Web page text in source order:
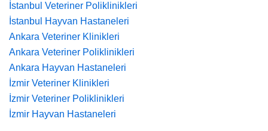
İstanbul Veteriner Poliklinikleri
İstanbul Hayvan Hastaneleri
Ankara Veteriner Klinikleri
Ankara Veteriner Poliklinikleri
Ankara Hayvan Hastaneleri
İzmir Veteriner Klinikleri
İzmir Veteriner Poliklinikleri
İzmir Hayvan Hastaneleri